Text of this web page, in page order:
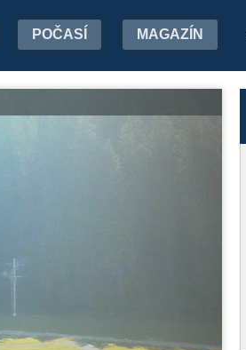
POČASÍ MAGAZÍN